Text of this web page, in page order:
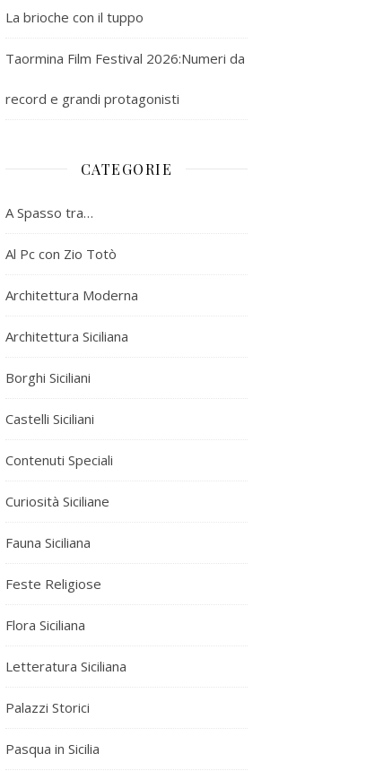
La brioche con il tuppo
Taormina Film Festival 2026:Numeri da
record e grandi protagonisti
CATEGORIE
A Spasso tra…
Al Pc con Zio Totò
Architettura Moderna
Architettura Siciliana
Borghi Siciliani
Castelli Siciliani
Contenuti Speciali
Curiosità Siciliane
Fauna Siciliana
Feste Religiose
Flora Siciliana
Letteratura Siciliana
Palazzi Storici
Pasqua in Sicilia